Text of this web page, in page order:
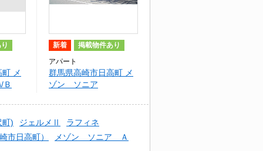
メ
新着 掲載物件あり
アパート
群馬県高崎市日高町 メ
ゾン ソニア
) ジェルメⅡ
ラフィネ
市日高町）
メゾン ソニア Ａ